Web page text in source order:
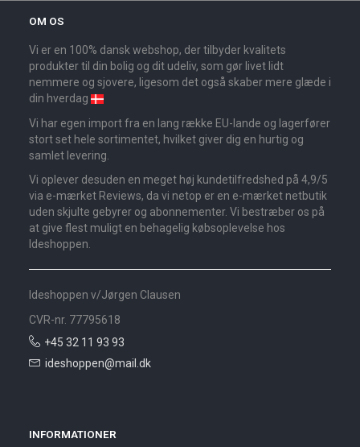
OM OS
Vi er en 100% dansk webshop, der tilbyder kvalitets
produkter til din bolig og dit udeliv, som gør livet lidt
nemmere og sjovere, ligesom det også skaber mere glæde i
din hverdag
Vi har egen import fra en lang række EU-lande og lagerfører
stort set hele sortimentet, hvilket giver dig en hurtig og
samlet levering.
Vi oplever desuden en meget høj kundetilfredshed på 4,9/5
via e-mærket Reviews, da vi netop er en e-mærket netbutik
uden skjulte gebyrer og abonnementer. Vi bestræber os på
at give flest muligt en behagelig købsoplevelse hos
Ideshoppen.
Ideshoppen v/Jørgen Clausen
CVR-nr. 77795618
+45 32 11 93 93
ideshoppen@mail.dk
INFORMATIONER